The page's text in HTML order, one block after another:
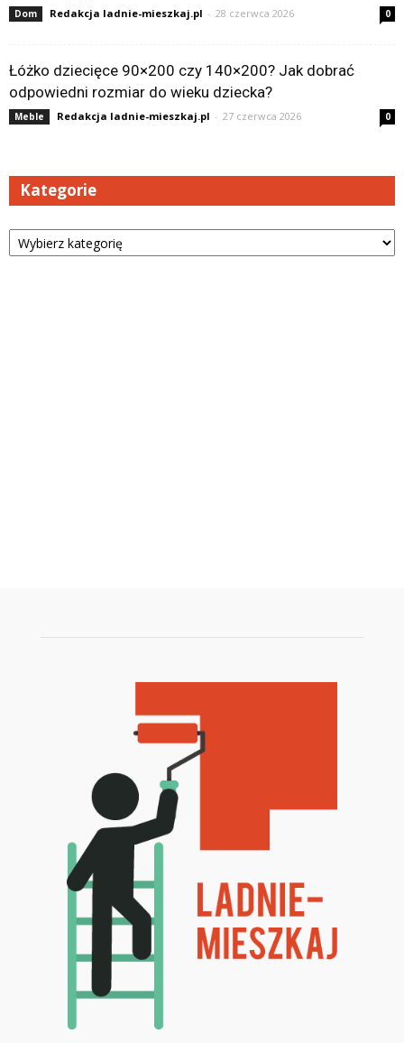
Dom Redakcja ladnie-mieszkaj.pl - 28 czerwca 2026 0
Łóżko dziecięce 90×200 czy 140×200? Jak dobrać
odpowiedni rozmiar do wieku dziecka?
Meble Redakcja ladnie-mieszkaj.pl - 27 czerwca 2026 0
Kategorie
Kategorie